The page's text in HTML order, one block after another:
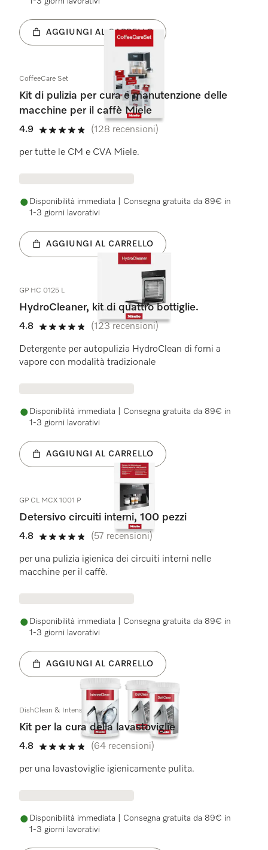
AGGIUNGI AL CARRELLO
CoffeeCare Set
Kit di pulizia per cura e manutenzione delle
macchine per il caffè Miele
4.9
4.9 stelle su 5
(128 recensioni)
per tutte le CM e CVA Miele.
Disponibilità immediata | Consegna gratuita da 89€ in
1-3 giorni lavorativi
AGGIUNGI AL CARRELLO
GP HC 0125 L
HydroCleaner, kit di quattro bottiglie.
4.8
4.8 stelle su 5
(123 recensioni)
Detergente per autopulizia HydroClean di forni a
vapore con modalità tradizionale
Disponibilità immediata | Consegna gratuita da 89€ in
1-3 giorni lavorativi
AGGIUNGI AL CARRELLO
GP CL MCX 1001 P
Detersivo circuiti interni, 100 pezzi
4.8
4.8 stelle su 5
(57 recensioni)
per una pulizia igienica dei circuiti interni nelle
macchine per il caffè.
Disponibilità immediata | Consegna gratuita da 89€ in
1-3 giorni lavorativi
AGGIUNGI AL CARRELLO
DishClean & IntenseClean Set
Kit per la cura della lavastoviglie
4.8
4.8 stelle su 5
(64 recensioni)
per una lavastoviglie igienicamente pulita.
Disponibilità immediata | Consegna gratuita da 89€ in
1-3 giorni lavorativi